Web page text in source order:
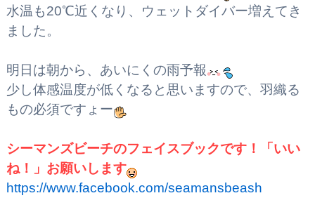
水温も20℃近くなり、ウェットダイバー増えてき
ました。
明日は朝から、あいにくの雨予報
少し体感温度が低くなると思いますので、羽織る
もの必須ですょー
シーマンズビーチのフェイスブックです！
「いい
ね！」お願いします
https://www.facebook.com/seamansbeash